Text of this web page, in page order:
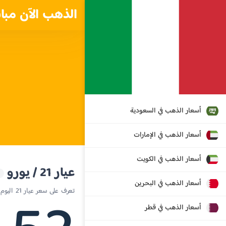
الذهب الآن
أسعار الذهب في السعودية
أسعار الذهب في الإمارات
أسعار الذهب في الكويت
أسعار الذهب في البحرين
أسعار الذهب في قطر
عيار 21 / يورو
تعرف على سعر عيار 21 اليوم في إيطاليا